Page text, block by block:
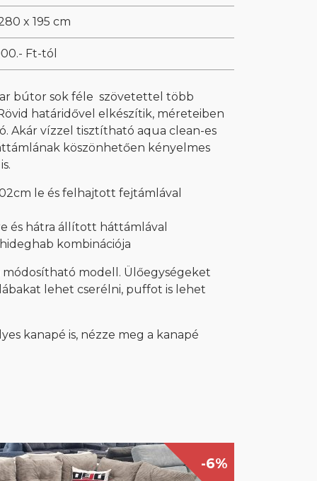
x 195 cm
Ft-tól
bútor sok féle szövetettel több
határidővel elkészítik, méreteiben
Akár vízzel tisztítható aqua clean-es
köszönhetően kényelmes
le és felhajtott fejtámlával
és hátra állított háttámlával
kombinációja
modell. Ülőegységeket
lehet cserélni, puffot is lehet
kanapé is, nézze meg a kanapé
-6%